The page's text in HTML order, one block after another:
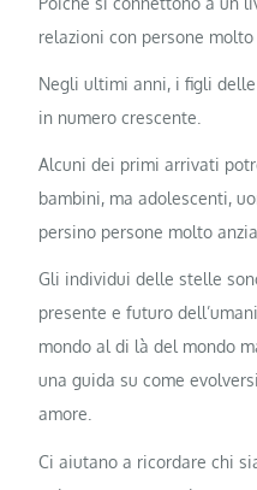
relazioni con persone
Negli ultimi anni, i figli
in numero crescente.
Alcuni dei primi arrivati
bambini, ma adolescenti,
persino persone molto
Gli individui delle stelle
presente e futuro
mondo al di là del mondo
una guida su come
amore.
Ci aiutano a ricordare chi